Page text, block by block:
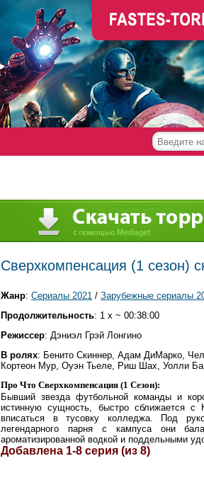
Сверхкомпенсация (1 сезон)
Жанр: Сериалы 2021 / Зарубежные сериалы
Продолжительность: 1 x ~ 00:38:00
Режиссер: Дэниэл Грэй Лонгино
В ролях: Бенито Скиннер, Адам ДиМарко,
Кортеон Мур, Оуэн Тьеле, Риш Шах, Уолли
Про Что Сверхкомпенсация (1 Сезон):
Бывший звезда футбольной команды и
истинную сущность, быстро сближается
вписаться в тусовку колледжа. Под
легендарного парня с кампуса они
ароматизированной водкой и поддельными
Добавлена 1-8 серия (из 8)